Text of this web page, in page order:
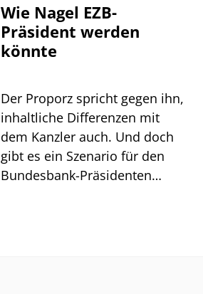
Wie Nagel EZB-
Präsident werden
könnte
Der Proporz spricht gegen ihn,
inhaltliche Differenzen mit
dem Kanzler auch. Und doch
gibt es ein Szenario für den
Bundesbank-Präsidenten